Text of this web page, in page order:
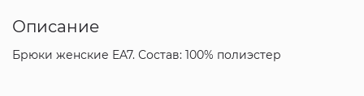
Описание
Брюки женские EA7. Состав: 100% полиэстер